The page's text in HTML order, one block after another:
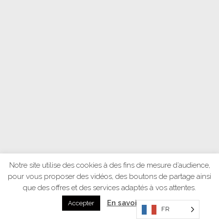
Notre site utilise des cookies à des fins de mesure d’audience,
pour vous proposer des vidéos, des boutons de partage ainsi
que des offres et des services adaptés à vos attentes.
Accepter En savoir plus
FR